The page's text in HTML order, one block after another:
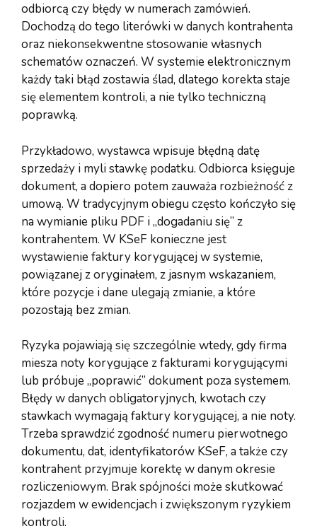
odbiorcą czy błędy w numerach zamówień.
Dochodzą do tego literówki w danych kontrahenta
oraz niekonsekwentne stosowanie własnych
schematów oznaczeń. W systemie elektronicznym
każdy taki błąd zostawia ślad, dlatego korekta staje
się elementem kontroli, a nie tylko techniczną
poprawką.
Przykładowo, wystawca wpisuje błędną datę
sprzedaży i myli stawkę podatku. Odbiorca księguje
dokument, a dopiero potem zauważa rozbieżność z
umową. W tradycyjnym obiegu często kończyło się
na wymianie pliku PDF i „dogadaniu się” z
kontrahentem. W KSeF konieczne jest
wystawienie faktury korygującej w systemie,
powiązanej z oryginałem, z jasnym wskazaniem,
które pozycje i dane ulegają zmianie, a które
pozostają bez zmian.
Ryzyka pojawiają się szczególnie wtedy, gdy firma
miesza noty korygujące z fakturami korygującymi
lub próbuje „poprawić” dokument poza systemem.
Błędy w danych obligatoryjnych, kwotach czy
stawkach wymagają faktury korygującej, a nie noty.
Trzeba sprawdzić zgodność numeru pierwotnego
dokumentu, dat, identyfikatorów KSeF, a także czy
kontrahent przyjmuje korektę w danym okresie
rozliczeniowym. Brak spójności może skutkować
rozjazdem w ewidencjach i zwiększonym ryzykiem
kontroli.